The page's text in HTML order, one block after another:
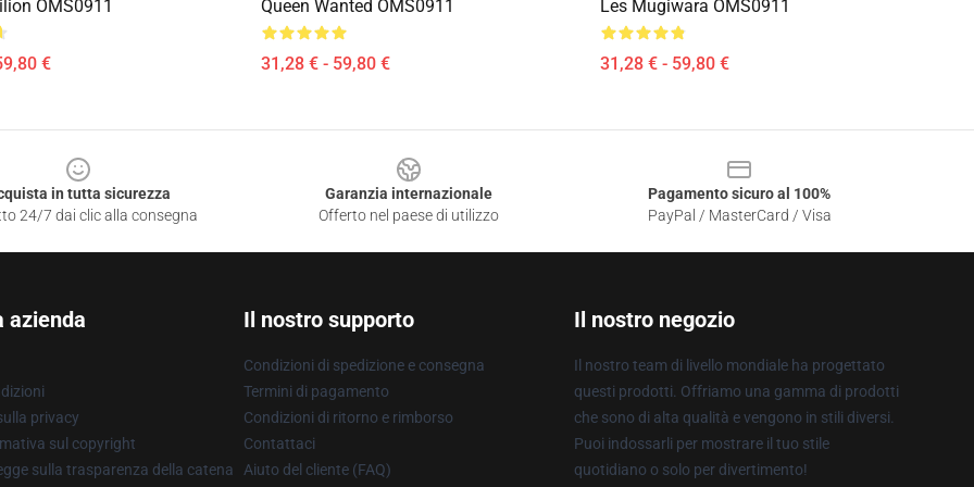
OMS0911
€
Queen Wanted OMS0911
31,28 € - 59,80 €
Les Mugiwara OMS0911
31,28 € - 59,80 €
in tutta sicurezza
24/7 dai clic alla consegna
Garanzia internazionale
Offerto nel paese di utilizzo
Pagamento sicuro al 100%
PayPal / MasterCard / Visa
azienda
privacy
sul copyright
sulla trasparenza della catena
Il nostro supporto
Condizioni di spedizione e consegna
Termini di pagamento
Condizioni di ritorno e rimborso
Contattaci
Aiuto del cliente (FAQ)
Il nostro negozio
Il nostro team di livello mondiale ha progettato
questi prodotti. Offriamo una gamma di prodotti
che sono di alta qualità e vengono in stili diversi.
Puoi indossarli per mostrare il tuo stile
quotidiano o solo per divertimento!